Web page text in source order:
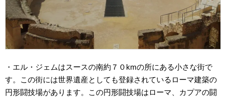
・エル・ジェムはスースの南約７０kmの所にある小さな街で
す。この街には世界遺産としても登録されているローマ建築の
円形闘技場があります。この円形闘技場はローマ、カプアの闘